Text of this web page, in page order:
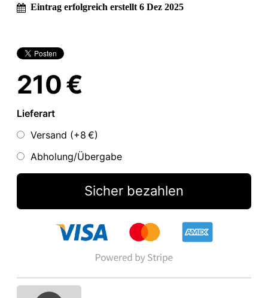
Eintrag erfolgreich erstellt 6 Dez 2025
210 €
Lieferart
Versand (+8 €)
Abholung/Übergabe
Sicher bezahlen